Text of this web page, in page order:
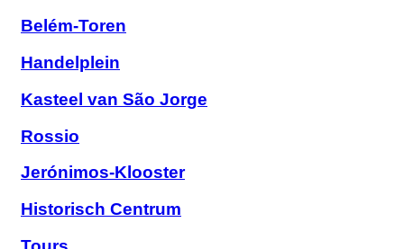
Belém-Toren
Handelplein
Kasteel van São Jorge
Rossio
Jerónimos-Klooster
Historisch Centrum